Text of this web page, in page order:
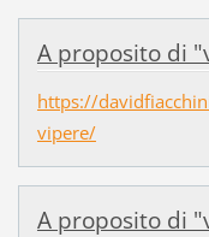
A proposito di
https://
vipere/
A proposito di